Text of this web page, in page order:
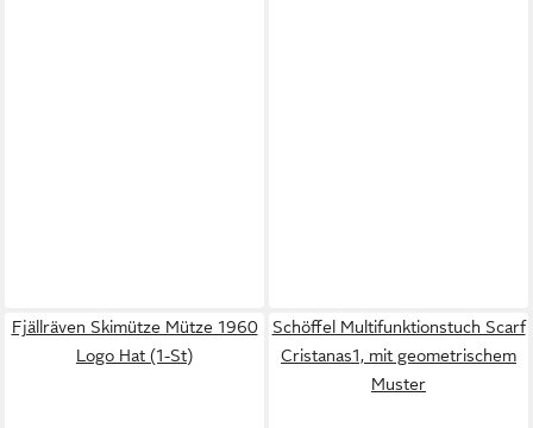
Fjällräven Skimütze Mütze 1960
Logo Hat (1-St)
Schöffel Multifunktionstuch Scarf
Cristanas1, mit geometrischem
Muster